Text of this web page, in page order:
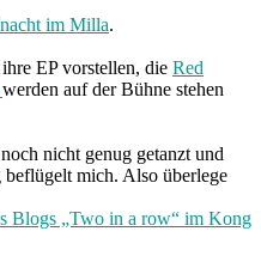
im Milla.
EP vorstellen, die Red
werden auf der Bühne stehen
nicht genug getanzt und
beflügelt mich. Also überlege
Blogs „Two in a row“ im Kong